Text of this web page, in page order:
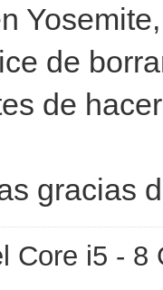
de
de
gracias
Core i5 -